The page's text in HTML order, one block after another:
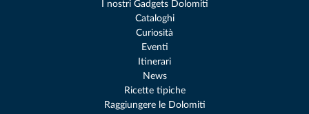
I nostri Gadgets Dolomiti
Cataloghi
Curiosità
Eventi
Itinerari
News
Ricette tipiche
Raggiungere le Dolomiti